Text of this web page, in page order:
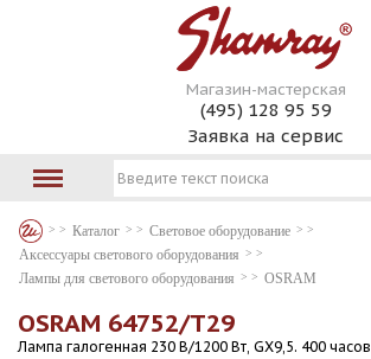
Магазин-мастерская
(495) 128 95 59
Заявка на сервис
Каталог
Световое оборудование
Аксессуары светового оборудования
Лампы для светового оборудования
OSRAM
OSRAM 64752/T29
Лампа галогенная 230 В/1200 Вт, GX9,5. 400 часов